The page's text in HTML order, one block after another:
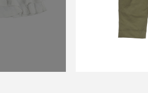
￥
￥